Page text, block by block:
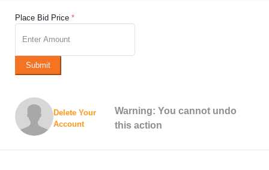
Place Bid Price *
Submit
Delete Your
Account
Warning: You cannot undo
this action